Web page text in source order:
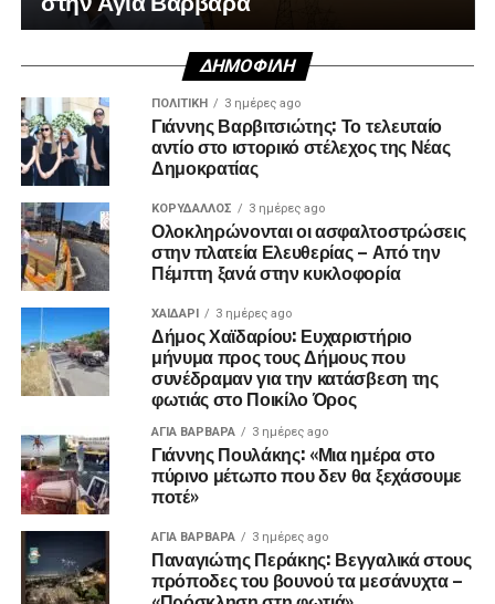
ΔΗΜΟΦΙΛΉ
ΠΟΛΙΤΙΚΉ 3 ημέρες ago
Γιάννης Βαρβιτσιώτης: Το τελευταίο
αντίο στο ιστορικό στέλεχος της Νέας
Δημοκρατίας
ΚΟΡΥΔΑΛΛΟΣ 3 ημέρες ago
Ολοκληρώνονται οι ασφαλτοστρώσεις
στην πλατεία Ελευθερίας – Από την
Πέμπτη ξανά στην κυκλοφορία
ΧΑΪΔΑΡΙ 3 ημέρες ago
Δήμος Χαϊδαρίου: Ευχαριστήριο
μήνυμα προς τους Δήμους που
συνέδραμαν για την κατάσβεση της
φωτιάς στο Ποικίλο Όρος
ΑΓΙΑ ΒΑΡΒΑΡΑ 3 ημέρες ago
Γιάννης Πουλάκης: «Μια ημέρα στο
πύρινο μέτωπο που δεν θα ξεχάσουμε
ποτέ»
ΑΓΙΑ ΒΑΡΒΑΡΑ 3 ημέρες ago
Παναγιώτης Περάκης: Βεγγαλικά στους
πρόποδες του βουνού τα μεσάνυχτα –